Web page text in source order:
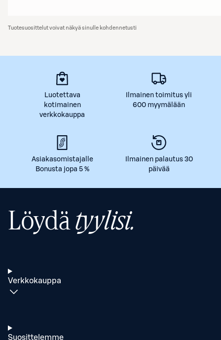
Tuotesuosittelut voivat näkyä sinulle kohdennetusti
Luotettava
kotimainen
verkkokauppa
Ilmainen toimitus yli
600 myymälään
Asiakasomistajalle
Bonusta jopa 5 %
Ilmainen palautus 30
päivää
Löydätyylisi.
Verkkokauppa
Suosittelemme